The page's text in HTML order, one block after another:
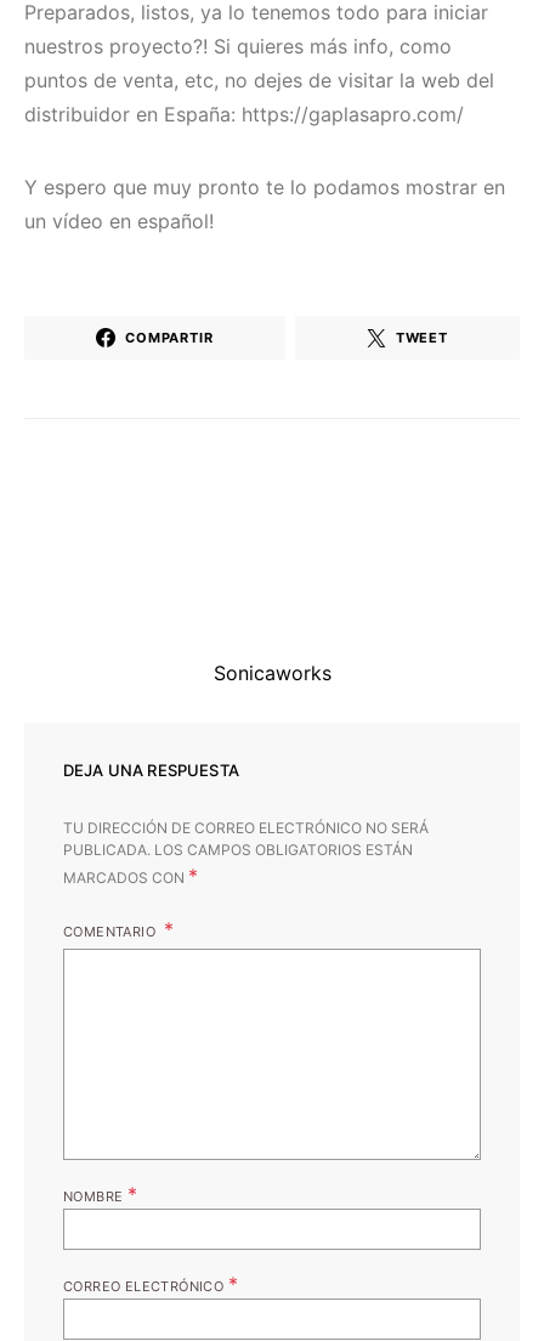
Preparados, listos, ya lo tenemos todo para iniciar
nuestros proyecto?! Si quieres más info, como
puntos de venta, etc, no dejes de visitar la web del
distribuidor en España: https://gaplasapro.com/
Y espero que muy pronto te lo podamos mostrar en
un vídeo en español!
COMPARTIR TWEET
Sonicaworks
DEJA UNA RESPUESTA
TU DIRECCIÓN DE CORREO ELECTRÓNICO NO SERÁ
PUBLICADA. LOS CAMPOS OBLIGATORIOS ESTÁN
MARCADOS CON *
COMENTARIO
NOMBRE *
CORREO ELECTRÓNICO *